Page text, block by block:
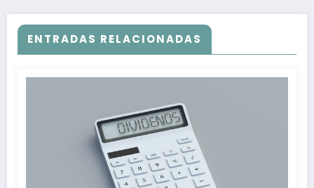
ENTRADAS RELACIONADAS